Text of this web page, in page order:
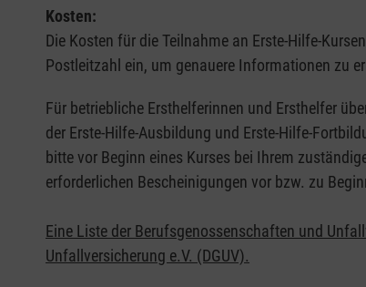
Kosten:
Die Kosten für die Teilnahme an Erste-Hilfe-
Postleitzahl ein, um genauere Informationen zu
Für betriebliche Ersthelferinnen und Ersthelfer
der Erste-Hilfe-Ausbildung und Erste-Hilfe-
bitte vor Beginn eines Kurses bei Ihrem
erforderlichen Bescheinigungen vor bzw. zu
Eine Liste der Berufsgenossenschaften und
Unfallversicherung e.V. (DGUV).